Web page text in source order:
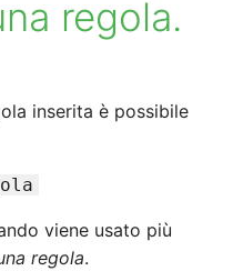
regola.
inserita è possibile
viene usato più
regola.